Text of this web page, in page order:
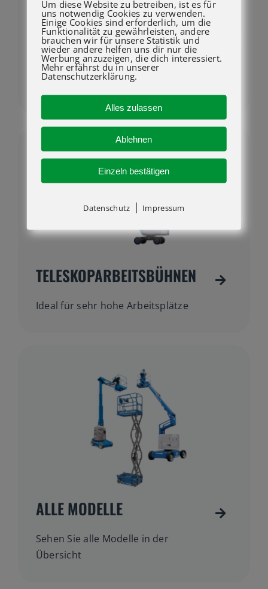
GELENKTELESKOPARBEITSBÜHNEN
Ideal für Arbeiten über
TELESKOPARBEITSBÜHNEN
Ideal für sehr hohe Arbeitsplätze
ALLE MODELLE
Sehen Sie alle Modelle in der
Übersicht
Um diese Website zu betreiben, ist es für
uns notwendig Cookies zu verwenden.
Einige Cookies sind erforderlich, um die
Funktionalität zu gewährleisten, andere
brauchen wir für unsere Statistik und
wieder andere helfen uns dir nur die
Werbung anzuzeigen, die dich interessiert.
Mehr erfährst du in unserer
Datenschutzerklärung.
Alles zulassen
Ablehnen
Einzeln bestätigen
Datenschutz | Impressum